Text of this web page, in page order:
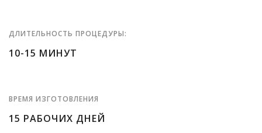
ДЛИТЕЛЬНОСТЬ ПРОЦЕДУРЫ:
10-15 МИНУТ
ВРЕМЯ ИЗГОТОВЛЕНИЯ
15 РАБОЧИХ ДНЕЙ